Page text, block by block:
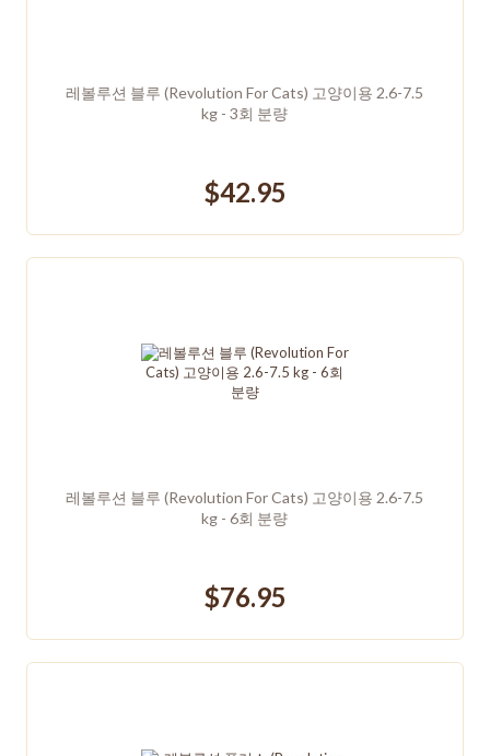
레볼루션 블루 (Revolution For Cats) 고양이용 2.6-7.5
kg - 3회 분량
$42.95
레볼루션 블루 (Revolution For Cats) 고양이용 2.6-7.5
kg - 6회 분량
$76.95